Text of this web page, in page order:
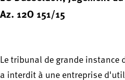
Az. 12O 151/15
Le tribunal de grande instance
a interdit à une entreprise